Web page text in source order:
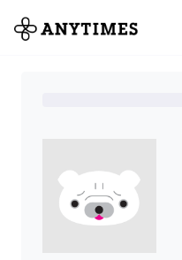
全て